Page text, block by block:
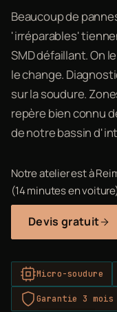
Beaucoup de
'irréparables'
SMD défaillant. On
le change.
sur la soudure.
repère bien connu
de notre bassin
Notre atelier est à
(14 minutes en
Devis gratuit
Micro-soudure
Garantie 3 mois